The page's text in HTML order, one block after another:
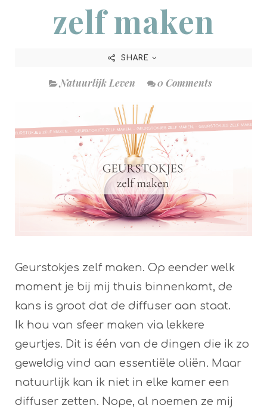
zelf maken
SHARE
Natuurlijk Leven 0 Comments
Geurstokjes zelf maken. Op eender welk
moment je bij mij thuis binnenkomt, de
kans is groot dat de diffuser aan staat.
Ik hou van sfeer maken via lekkere
geurtjes. Dit is één van de dingen die ik zo
geweldig vind aan essentiële oliën. Maar
natuurlijk kan ik niet in elke kamer een
diffuser zetten. Nope, al noemen ze mij